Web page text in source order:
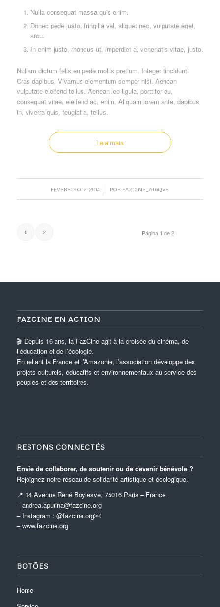
Nulla consequat massa quis enim.
Donec pede justo, fringilla vel, aliquet nec, vulputate eget,
arcu.
In enim justo, rhoncus ut, imperdiet a, venenatis vitae, justo.
Nullam dictum felis eu pede mollis pretium. Integer tincidunt.
Cras dapibus. Vivamus elementum semper nisi. Aenean
vulputate eleifend tellus. Aenean leo ligula, porttitor eu,
consequat vitae, eleifend ac, enim. Aliquam lorem ante, dapibus
in, viverra quis, feugiat a, tellus.
Leia mais
FEVEREIRO 12, 2014
/ POR FAZCINE_AI6QVE
Página 1 de 2
1 2
FAZCINE EN ACTION
🎬 Depuis 16 ans, la FazCine agit à la croisée du cinéma, de
l’éducation et de l’écologie.
En reliant la France et l’Amazonie, l’association développe des
projets culturels, éducatifs et environnementaux au service des
peuples et des territoires.
RESTONS CONNECTÉS
Envie de collaborer, de soutenir ou de devenir bénévole ?
Rejoignez notre réseau de solidarité artistique et écologique.
📍 14 Avenue René Boylesve, 75016 Paris – France
– andrea.apurina@fazcine.org
– Instagram : @fazcine.org￼
–www.fazcine.org
BOTÕES
Home